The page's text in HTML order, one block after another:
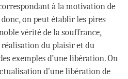
à la motivation de
on peut établir les pires
vérité de la souffrance,
réalisation du plaisir et du
exemples d’une libération. On
d’une libération de